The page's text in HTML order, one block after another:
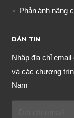
Phản ánh nâng
BẢN TIN
Nhập địa chỉ
và các chương
Nam